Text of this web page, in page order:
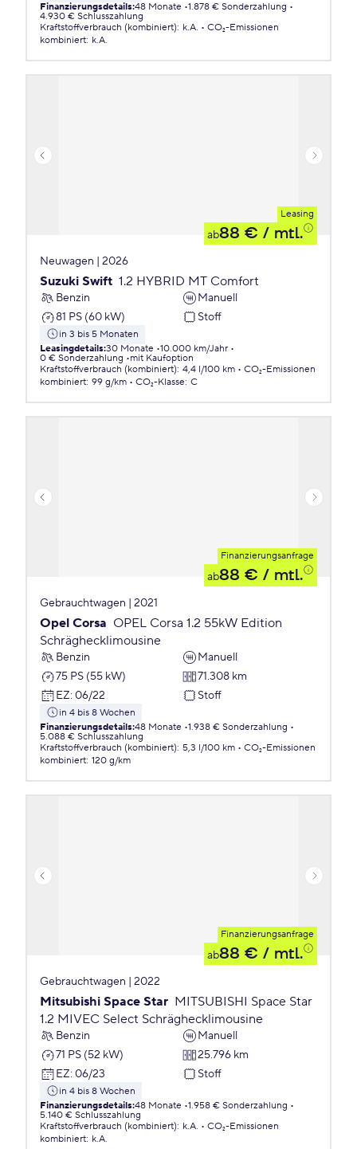
Finanzierungsdetails:48 Monate 1.878 € Sonderzahlung
4.930 € Schlusszahlung
Kraftstoffverbrauch (kombiniert): k.A.
CO₂-Emissionen
kombiniert: k.A.
Leasing
ab88 € / mtl.
Neuwagen | 2026
Suzuki Swift 1.2 HYBRID MT Comfort
Benzin
Manuell
81 PS (60 kW)
Stoff
in 3 bis 5 Monaten
Leasingdetails:30 Monate 10.000 km/Jahr
0 € Sonderzahlung
mit Kaufoption
Kraftstoffverbrauch (kombiniert): 4,4 l/100 km
CO₂-Emissionen
kombiniert: 99 g/km CO₂-Klasse: C
Finanzierungsanfrage
ab88 € / mtl.
Gebrauchtwagen | 2021
Opel Corsa OPEL Corsa 1.2 55kW Edition
Schräghecklimousine
Benzin
Manuell
75 PS (55 kW)
71.308 km
EZ: 06/22 Stoff
in 4 bis 8 Wochen
Finanzierungsdetails:48 Monate 1.938 € Sonderzahlung
5.088 € Schlusszahlung
Kraftstoffverbrauch (kombiniert): 5,3 l/100 km
CO₂-Emissionen
kombiniert: 120 g/km
Finanzierungsanfrage
ab88 € / mtl.
Gebrauchtwagen | 2022
Mitsubishi Space Star MITSUBISHI Space Star
1.2 MIVEC Select Schräghecklimousine
Benzin
Manuell
71 PS (52 kW)
25.796 km
EZ: 06/23 Stoff
in 4 bis 8 Wochen
Finanzierungsdetails:48 Monate 1.958 € Sonderzahlung
5.140 € Schlusszahlung
Kraftstoffverbrauch (kombiniert): k.A.
CO₂-Emissionen
kombiniert: k.A.